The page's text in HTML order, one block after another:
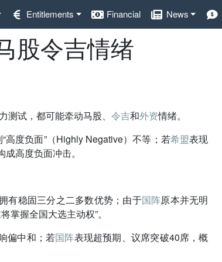
Entitlements Financial News
股令吉情绪
试，都可能牵动马股、 令吉和外资情绪。
高度负面”（Highly Negative）不等；若希盟表现
高度负面冲击。
有稳固三分之二多数优势；由于国阵原本并无明
掌握全国大选主动权”。
偏中和；若国阵表现超预期、议席突破40席，概